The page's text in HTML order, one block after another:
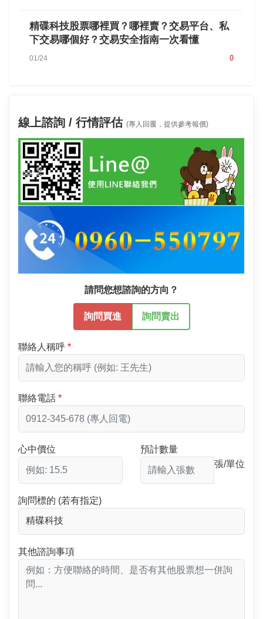
精碟科技股票哪裡買？哪裡賣？交易平台、私
下交易哪個好？交易安全指南一次看懂
01/24 0
線上諮詢 / 行情評估 (專人回覆，提供參考報價)
請問您想諮詢的方向？
詢問買進 詢問賣出
聯絡人稱呼
聯絡電話
心中價位
預計數量
張/單位
詢問標的 (若有指定)
其他諮詢事項